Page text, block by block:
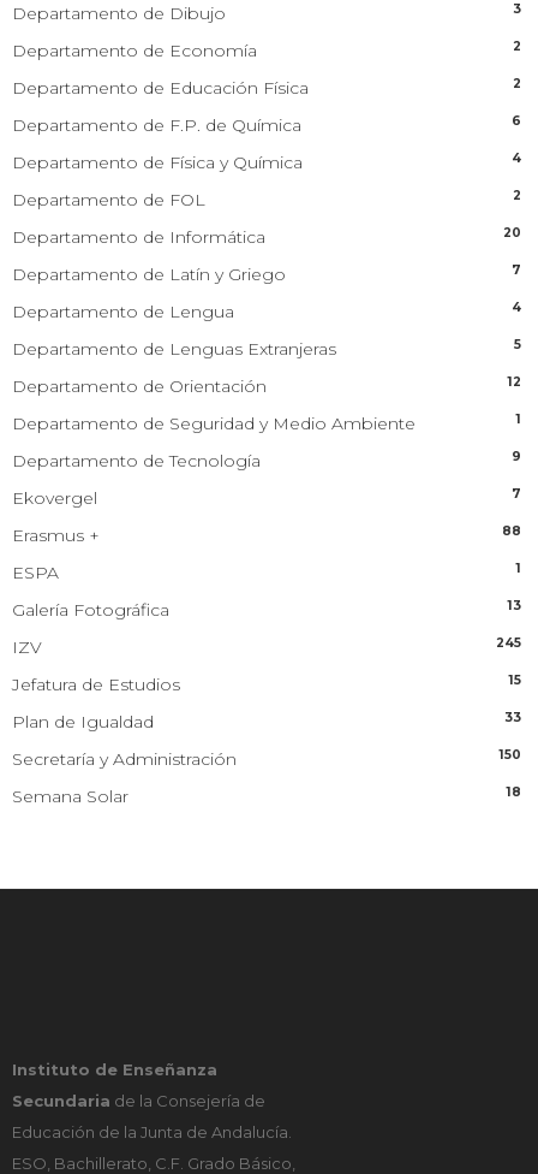
Departamento de Dibujo 3
Departamento de Economía 2
Departamento de Educación Física 2
Departamento de F.P. de Química 6
Departamento de Física y Química 4
Departamento de FOL 2
Departamento de Informática 20
Departamento de Latín y Griego 7
Departamento de Lengua 4
Departamento de Lenguas Extranjeras 5
Departamento de Orientación 12
Departamento de Seguridad y Medio Ambiente 1
Departamento de Tecnología 9
Ekovergel 7
Erasmus + 88
ESPA 1
Galería Fotográfica 13
IZV 245
Jefatura de Estudios 15
Plan de Igualdad 33
Secretaría y Administración 150
Semana Solar 18
Instituto de Enseñanza
Secundaria de la Consejería de
Educación de la Junta de Andalucía.
ESO, Bachillerato, C.F. Grado Básico,